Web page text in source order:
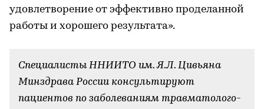
удовлетворение от эффективно проделанной
работы и хорошего результата».
Специалисты ННИИТО им. Я.Л. Цивьяна
Минздрава России консультируют
пациентов по заболеваниям травматолого-